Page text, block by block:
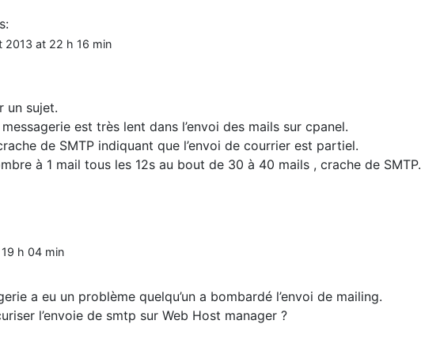
2013 at 22 h 16 min
un sujet.
est très lent dans l’envoi des mails sur cpanel.
de SMTP indiquant que l’envoi de courrier est partiel.
à 1 mail tous les 12s au bout de 30 à 40 mails , crache de SMTP.
h 04 min
a eu un problème quelqu’un a bombardé l’envoi de mailing.
l’envoie de smtp sur Web Host manager ?